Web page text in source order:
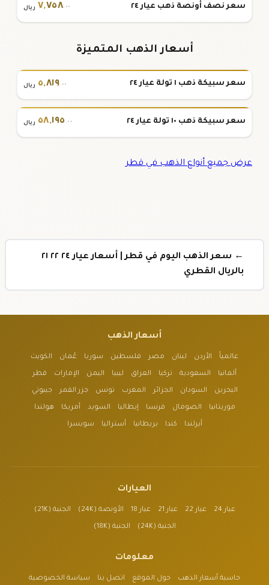
سعر نصف أونصة ذهب عيار ٢٤ ٧,٧٥٨.٠٠ ريال
أسعار الذهب المتميزة
سعر سبيكة ذهب ١ تولة عيار ٢٤ ٥,٨١٩.٠٠ ريال
سعر سبيكة ذهب ١٠ تولة عيار ٢٤ ٥٨,١٩٥ .٠٠ ريال
عرض جميع أنواع الذهب في قطر
← سعر الذهب اليوم في قطر | أسعار عيار ٢٤ ٢٢ ٢١
بالريال القطري
أسعار الذهب
عالمياً الأردن لبنان مصر فلسطين سوريا عُمان الكويت
ألمانيا السعودية تركيا العراق ليبيا اليمن الإمارات قطر
البحرين السودان الجزائر المغرب تونس جزر القمر جيبوتي
موريتانيا الصومال فرنسا إيطاليا السويد أمريكا هولندا
أيرلندا كندا بريطانيا أستراليا سويسرا
العيارات
عيار 24 عيار 22 عيار 21 عيار 18 الأونصة (24K) الجنية (21K)
الجنية (24K) الجنية (18K)
معلومات
حاسبة أسعار الذهب حول الموقع اتصل بنا سياسة الخصوصية